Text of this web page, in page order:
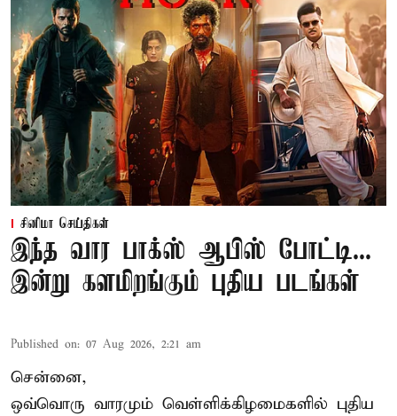
சினிமா செய்திகள்
இந்த வார பாக்ஸ் ஆபிஸ் போட்டி...
இன்று களமிறங்கும் புதிய படங்கள்
Published on: 07 Aug 2026, 2:21 am
சென்னை,
ஒவ்வொரு வாரமும் வெள்ளிக்கிழமைகளில் புதிய